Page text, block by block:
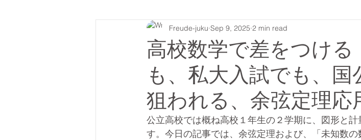
受講者募集 英検
高校数学で差をつけ
も、私大入試でも、国
狙われる、余弦定理応
Freude-juku Sep 9, 2025 2 min read
公立高校では概ね高校１年生の２学期に、図形と
す。今日の記事では、余弦定理および、「未知数